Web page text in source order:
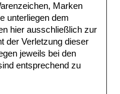
Marken
unterliegen dem
hier ausschließlich zur
der Verletzung dieser
jeweils bei den
entsprechend zu